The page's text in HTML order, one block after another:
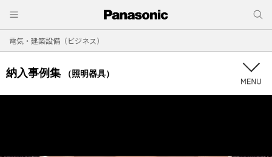
電気・建築設備（ビジネス）
納入事例集 （照明器具）